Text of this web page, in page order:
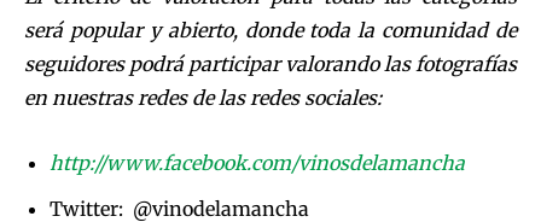
será popular y abierto, donde toda la comunidad de
seguidores podrá participar valorando las fotografías
en nuestras redes de las redes sociales:
http://www.facebook.com/vinosdelamancha
Twitter: @vinodelamancha